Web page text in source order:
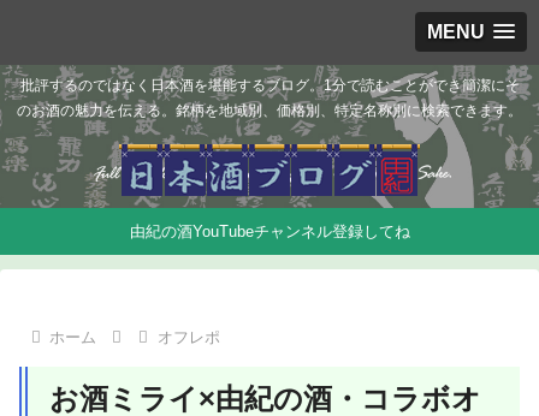
MENU
批評するのではなく日本酒を堪能するブログ。1分で読むことができ簡潔にそ
のお酒の魅力を伝える。銘柄を地域別、価格別、特定名称別に検索できます。
由紀の酒YouTubeチャンネル登録してね
ホーム オフレポ
お酒ミライ×由紀の酒・コラボオ